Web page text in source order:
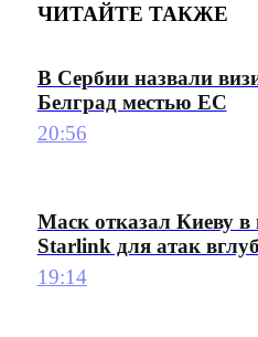
ЧИТАЙТЕ ТАКЖЕ
В Сербии назвали
Белград местью ЕС
20:56
Маск отказал Киеву в
Starlink для атак
19:14